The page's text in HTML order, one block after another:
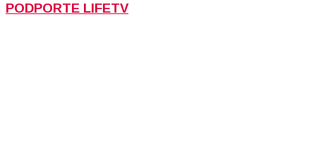
PODPORTE LIFETV